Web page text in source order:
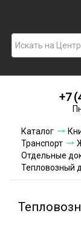
+7
Каталог
Транспорт
Отдельные
Тепловозный